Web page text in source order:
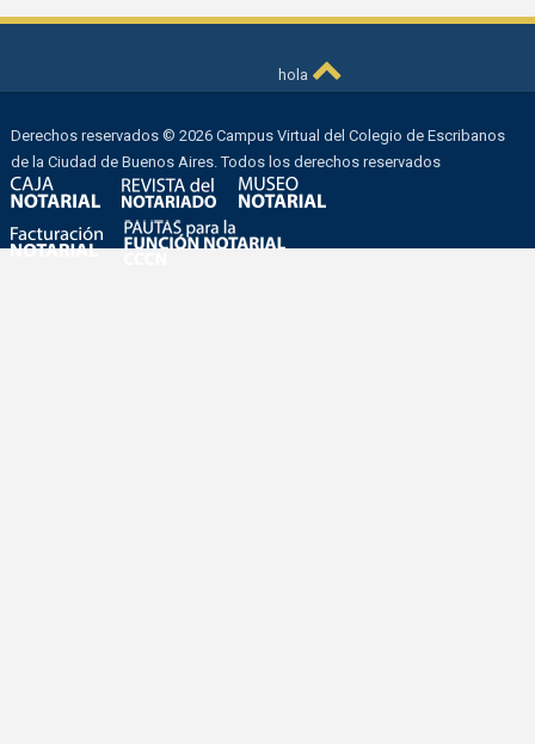
hola
Derechos reservados © 2026 Campus Virtual del Colegio de Escribanos
de la Ciudad de Buenos Aires. Todos los derechos reservados